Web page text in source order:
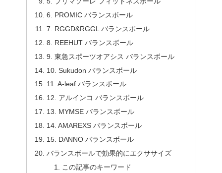
6. PROMIC バランスボール
7. RGGD&RGGL バランスボール
8. REEHUT バランスボール
9. 東急スポーツオアシス バランスボール
10. Sukudon バランスボール
11. A-leaf バランスボール
12. アルインコ バランスボール
13. MYMSE バランスボール
14. AMAREXS バランスボール
15. DANNO バランスボール
バランスボールで効果的にエクササイズ
この記事のキーワード